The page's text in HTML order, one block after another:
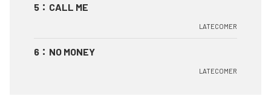
5 ： CALL ME
LATECOMER
6 ： NO MONEY
LATECOMER